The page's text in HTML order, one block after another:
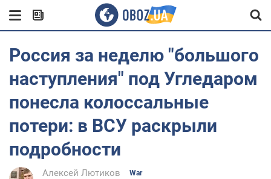
Россия за неделю "большого
наступления" под Угледаром
понесла колоссальные
потери: в ВСУ раскрыли
подробности
Алексей Лютиков War